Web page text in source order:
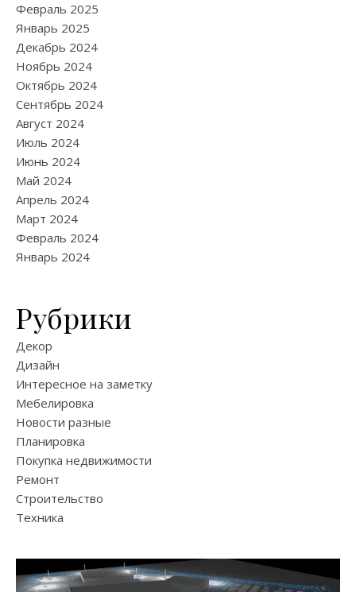
Февраль 2025
Январь 2025
Декабрь 2024
Ноябрь 2024
Октябрь 2024
Сентябрь 2024
Август 2024
Июль 2024
Июнь 2024
Май 2024
Апрель 2024
Март 2024
Февраль 2024
Январь 2024
Рубрики
Декор
Дизайн
Интересное на заметку
Мебелировка
Новости разные
Планировка
Покупка недвижимости
Ремонт
Строительство
Техника